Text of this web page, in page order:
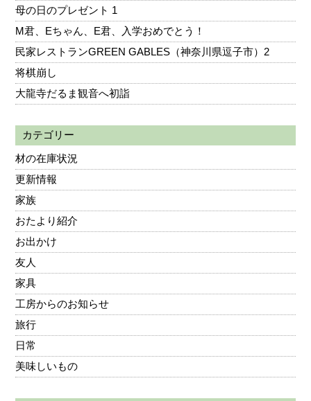
母の日のプレゼント 1
M君、Eちゃん、E君、入学おめでとう！
民家レストランGREEN GABLES（神奈川県逗子市）2
将棋崩し
大龍寺だるま観音へ初詣
カテゴリー
材の在庫状況
更新情報
家族
おたより紹介
お出かけ
友人
家具
工房からのお知らせ
旅行
日常
美味しいもの